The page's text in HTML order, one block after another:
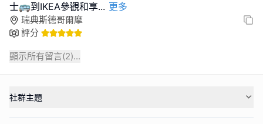
士🚌到IKEA參觀和享... 更多
瑞典斯德哥爾摩
評分
顯示所有留言(2)...
社群主題